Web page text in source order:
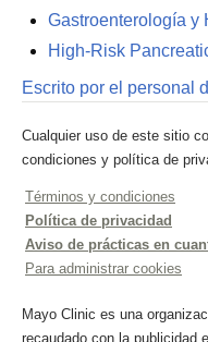
Gastroenterología y
High-Risk
Escrito por el personal
Cualquier uso de este sitio
condiciones y política de
Términos y condiciones
Política de privacidad
Aviso de prácticas en
Para administrar cookies
Mayo Clinic es una
recaudado con la publicidad